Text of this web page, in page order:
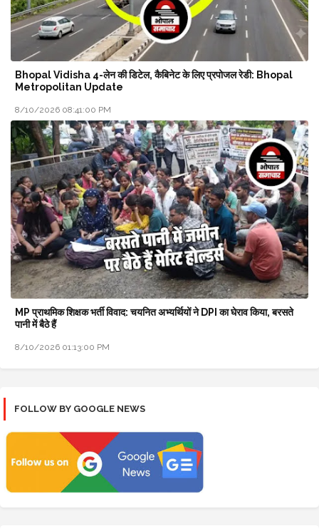
Bhopal Vidisha 4-लेन की डिटेल, कैबिनेट के लिए प्रपोजल रेडी: Bhopal
Metropolitan Update
8/10/2026 08:41:00 PM
MP प्राथमिक शिक्षक भर्ती विवाद: चयनित अभ्यर्थियों ने DPI का घेराव किया, बरसते
पानी में बैठे हैं
8/10/2026 01:13:00 PM
FOLLOW BY GOOGLE NEWS